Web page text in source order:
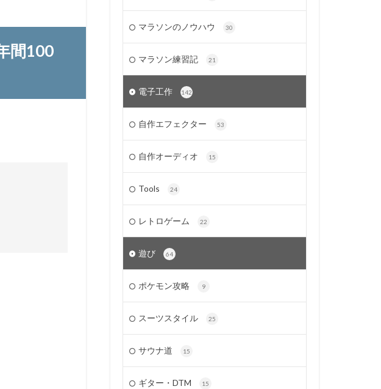
間100
マラソンのノウハウ 30
マラソン練習記 21
電子工作 142
自作エフェクター 53
自作オーディオ 15
Tools 24
レトロゲーム 22
遊び 64
ポケモン攻略 9
スーツスタイル 25
サウナ道 15
ギター・DTM 15